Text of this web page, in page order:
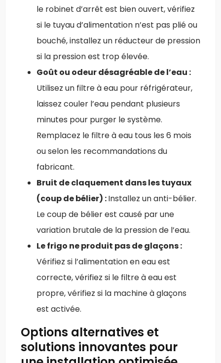
le robinet d’arrêt est bien ouvert, vérifiez
si le tuyau d’alimentation n’est pas plié ou
bouché, installez un réducteur de pression
si la pression est trop élevée.
Goût ou odeur désagréable de l’eau :
Utilisez un filtre à eau pour réfrigérateur,
laissez couler l’eau pendant plusieurs
minutes pour purger le système.
Remplacez le filtre à eau tous les 6 mois
ou selon les recommandations du
fabricant.
Bruit de claquement dans les tuyaux
(coup de bélier) :Installez un anti-bélier.
Le coup de bélier est causé par une
variation brutale de la pression de l’eau.
Le frigo ne produit pas de glaçons :
Vérifiez si l’alimentation en eau est
correcte, vérifiez si le filtre à eau est
propre, vérifiez si la machine à glaçons
est activée.
Options alternatives et
solutions innovantes pour